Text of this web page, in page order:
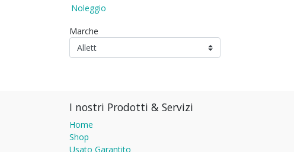
Noleggio
Marche
I nostri Prodotti & Servizi
Home
Shop
Usato Garantito